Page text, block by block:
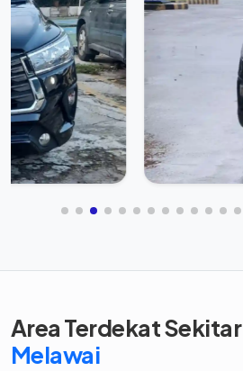
Area Terdekat Sekitar
Melawai